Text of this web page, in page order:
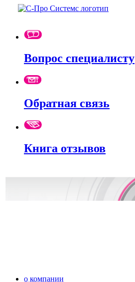
Вопрос специалисту
Обратная связь
Книга отзывов
о компании